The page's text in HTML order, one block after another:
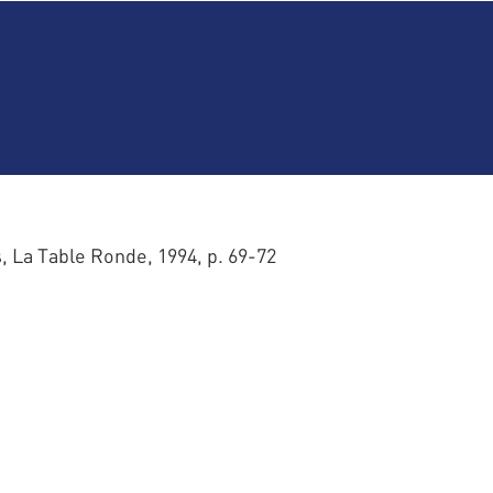
La Table Ronde, 1994, p. 69-72